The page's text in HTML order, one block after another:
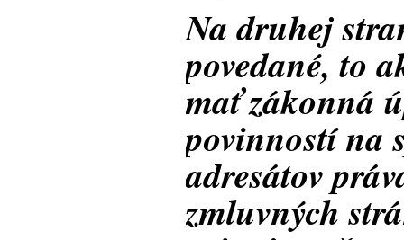
Na druhej
povedané, to
mať zákonná
povinností na
adresátov
zmluvných